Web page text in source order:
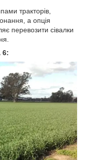
тракторів,
а опція
перевозити сівалки
6: